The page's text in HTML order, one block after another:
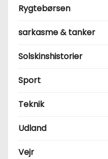
Rygtebørsen
sarkasme & tanker
Solskinshistorier
Sport
Teknik
Udland
Vejr